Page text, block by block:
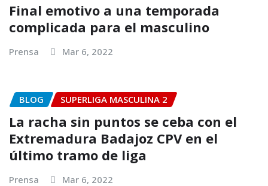
Final emotivo a una temporada
complicada para el masculino
Prensa Mar 6, 2022
BLOG SUPERLIGA MASCULINA 2
La racha sin puntos se ceba con el
Extremadura Badajoz CPV en el
último tramo de liga
Prensa Mar 6, 2022